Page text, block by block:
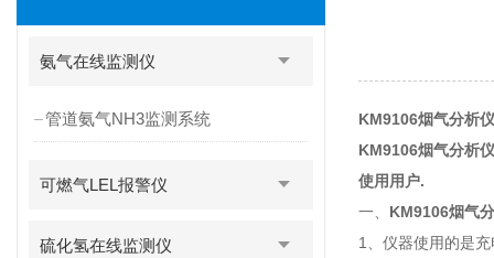
氨气在线监测仪
管道氨气NH3监测系统
可燃气LEL报警仪
硫化氢在线监测仪
KM9106烟气分析
KM9106烟气分析
使用用户.
一、 KM9106烟气
1、仪器使用的是